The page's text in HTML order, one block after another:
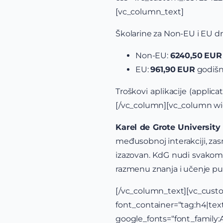
[vc_column_text]
Školarine za Non-EU i EU
Non-EU: 6240,50
EU:961,90 EUR
Troškovi aplikacije
[/vc_column][vc_column
Karel de Grote University
međusobnoj interakciji,
izazovan. KdG nudi
razmenu znanja i učenje
[/